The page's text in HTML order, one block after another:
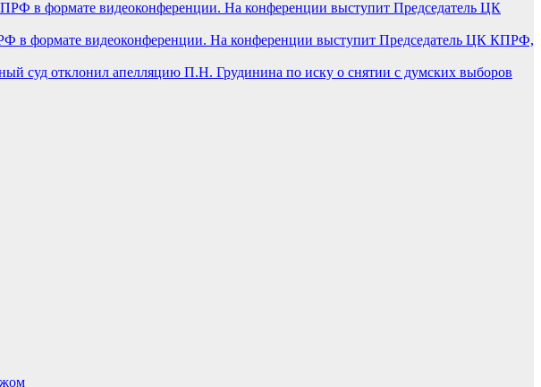
в формате видеоконференции. На конференции выступит Председатель ЦК КПРФ,
суд отклонил апелляцию П.Н. Грудинина по иску о снятии с думских выборов